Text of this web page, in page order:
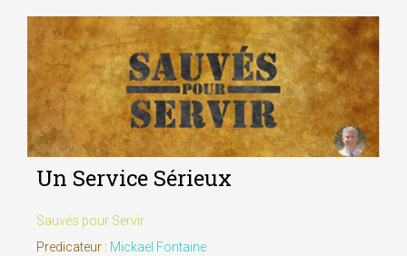
Un Service Sérieux
Sauvés pour Servir
Predicateur : Mickael Fontaine